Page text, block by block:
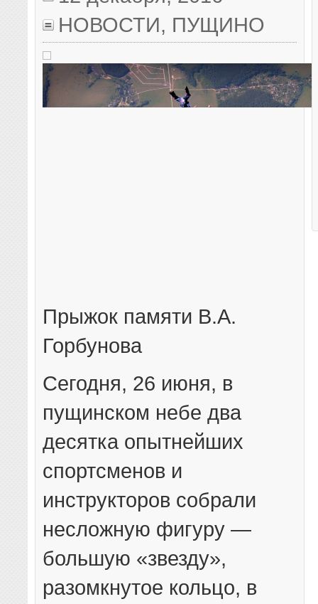
НОВОСТИ, ПУЩИНО
Прыжок памяти В.А.
Горбунова
Сегодня, 26 июня, в
пущинском небе два
десятка опытнейших
спортсменов и
инструкторов собрали
несложную фигуру —
большую «звезду»,
разомкнутое кольцо, в